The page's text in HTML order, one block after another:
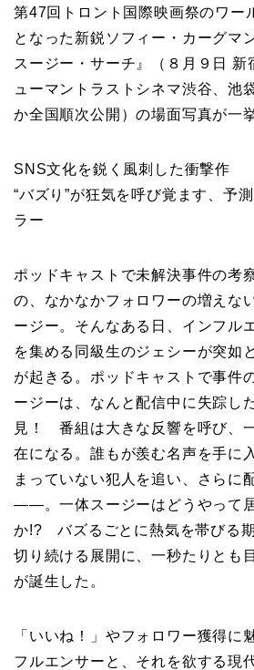
第47回トロント国際映画祭のワー
となった新鋭ソフィー・カーグマ
スージー・サーチ』（８月９日 新
ューマントラストシネマ渋谷、池
か全国順次公開）の場面写真が一
SNS文化を鋭く風刺した衝撃作
“バズり”が狂気を呼び覚ます、予
ラー
ポッドキャストで未解決事件の考
の、なかなかフォロワーの増えな
ージー。そんなある日、インフル
を集める同級生のジェシーが突如
が起きる。ポッドキャストで事件
ージーは、なんと配信中に失踪し
見！ 番組は大きな反響を呼び、
在になる。誰もが羨む名声を手に
まっていない犯人を追い、さらに
――。一体スージーはどうやって
か!? バズるごとに熱気を帯びる
切り続ける展開に、一秒たりとも
が誕生した。
「いいね！」やフォロワー獲得に
フルエンサーと、それを欲する現